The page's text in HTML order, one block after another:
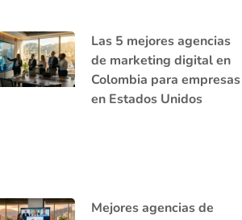
Las 5 mejores agencias
de marketing digital en
Colombia para empresas
en Estados Unidos
Mejores agencias de